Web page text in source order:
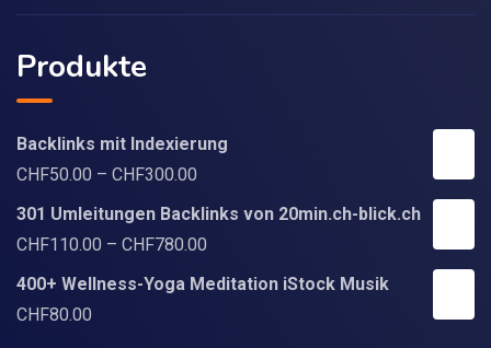
Produkte
Backlinks mit Indexierung
CHF50.00 – CHF300.00
301 Umleitungen Backlinks von 20min.ch-blick.ch
CHF110.00 – CHF780.00
400+ Wellness-Yoga Meditation iStock Musik
CHF80.00